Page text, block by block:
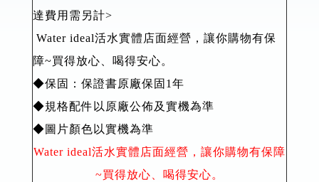
達費用需另計>
Water ideal活水實體店面經營，讓你購物有保
障~買得放心、喝得安心。
◆保固：保證書原廠保固1年
◆規格配件以原廠公佈及實機為準
◆圖片顏色以實機為準
Water ideal活水實體店面經營，讓你購物有保障
~買得放心、喝得安心。